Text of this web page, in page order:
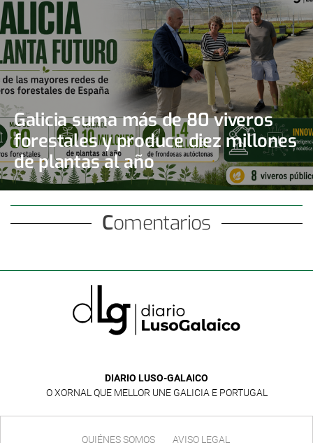
Galicia suma más de 80 viveros
forestales y produce diez millones
de plantas al año
Comentarios
DIARIO LUSO-GALAICO
O XORNAL QUE MELLOR UNE GALICIA E PORTUGAL
QUIÉNES SOMOS AVISO LEGAL